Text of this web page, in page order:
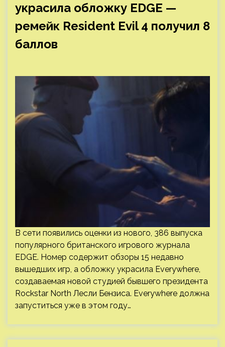
украсила обложку EDGE —
ремейк Resident Evil 4 получил 8
баллов
В сети появились оценки из нового, 386 выпуска
популярного британского игрового журнала
EDGE. Номер содержит обзоры 15 недавно
вышедших игр, а обложку украсила Everywhere,
создаваемая новой студией бывшего президента
Rockstar North Лесли Бензиса. Everywhere должна
запуститься уже в этом году…